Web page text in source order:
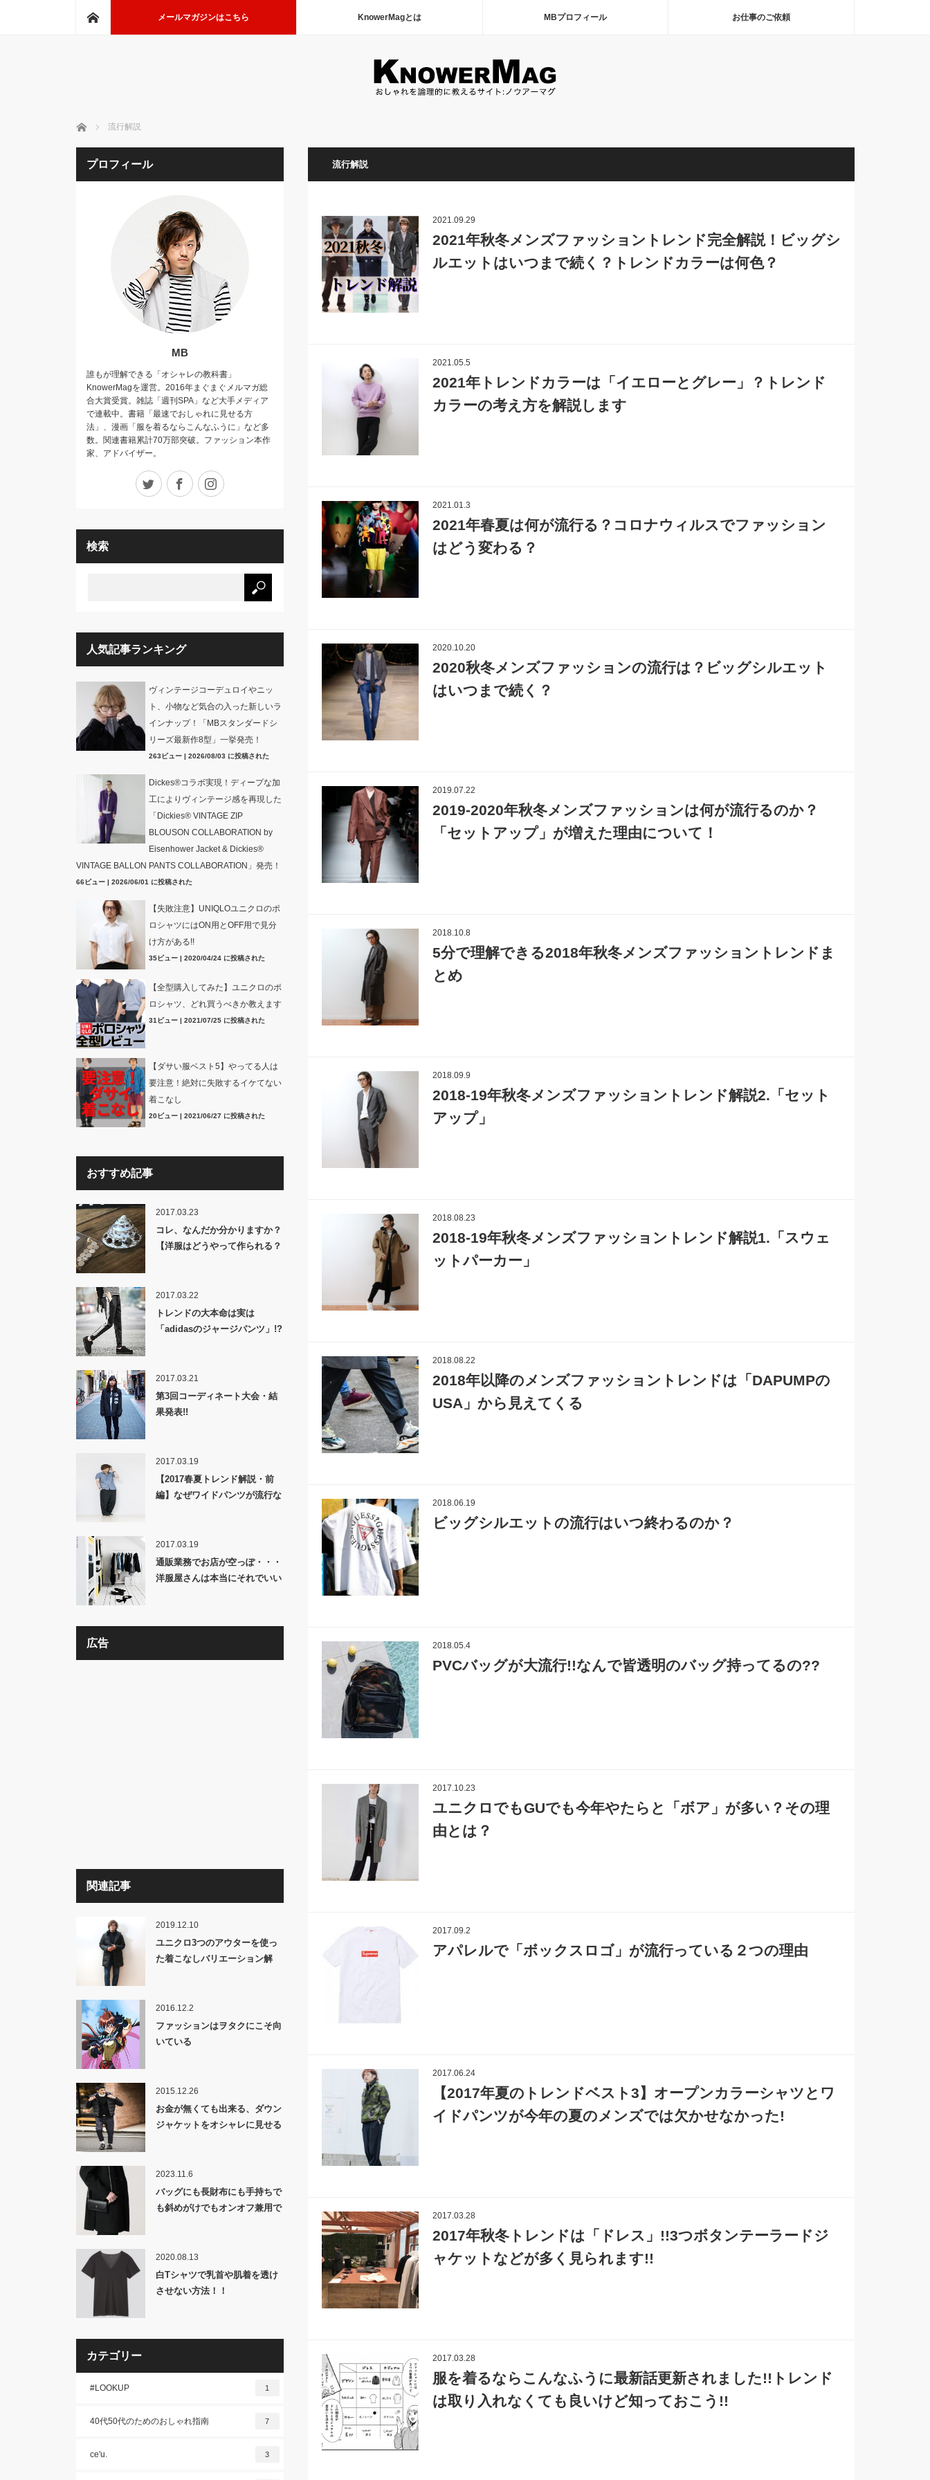
メールマガジンはこちら KnowerMagとは MBプロフィール お仕事のご依頼
ホーム 流行解説
流行解説
2021.09.29
2021年秋冬メンズファッショントレンド完全解説！ビッグシ
ルエットはいつまで続く？トレンドカラーは何色？
2021.05.5
2021年トレンドカラーは「イエローとグレー」？トレンド
カラーの考え方を解説します
2021.01.3
2021年春夏は何が流行る？コロナウィルスでファッション
はどう変わる？
2020.10.20
2020秋冬メンズファッションの流行は？ビッグシルエット
はいつまで続く？
2019.07.22
2019-2020年秋冬メンズファッションは何が流行るのか？
「セットアップ」が増えた理由について！
2018.10.8
5分で理解できる2018年秋冬メンズファッショントレンドま
とめ
2018.09.9
2018-19年秋冬メンズファッショントレンド解説2.「セット
アップ」
2018.08.23
2018-19年秋冬メンズファッショントレンド解説1.「スウェ
ットパーカー」
2018.08.22
2018年以降のメンズファッショントレンドは「DAPUMPの
USA」から見えてくる
2018.06.19
ビッグシルエットの流行はいつ終わるのか？
2018.05.4
PVCバッグが大流行!!なんで皆透明のバッグ持ってるの??
2017.10.23
ユニクロでもGUでも今年やたらと「ボア」が多い？その理
由とは？
2017.09.2
アパレルで「ボックスロゴ」が流行っている２つの理由
2017.06.24
【2017年夏のトレンドベスト3】オープンカラーシャツとワ
イドパンツが今年の夏のメンズでは欠かせなかった!
2017.03.28
2017年秋冬トレンドは「ドレス」!!3つボタンテーラードジ
ャケットなどが多く見られます!!
2017.03.28
服を着るならこんなふうに最新話更新されました!!トレンド
は取り入れなくても良いけど知っておこう!!
プロフィール
MB
誰もが理解できる「オシャレの教科書」
KnowerMagを運営。2016年まぐまぐメルマガ総
合大賞受賞。雑誌「週刊SPA」など大手メディア
で連載中。書籍「最速でおしゃれに見せる方
法」、漫画「服を着るならこんなふうに」など多
数。関連書籍累計70万部突破。ファッション本作
家、アドバイザー。
Twitter Facebook
検索
人気記事ランキング
ヴィンテージコーデュロイやニッ
ト、小物など気合の入った新しいラ
インナップ！「MBスタンダードシ
リーズ最新作8型」一挙発売！
263ビュー| 2026/08/03 に投稿された
Dickes®コラボ実現！ディープな加
工によりヴィンテージ感を再現した
「Dickies® VINTAGE ZIP
BLOUSON COLLABORATION by
Eisenhower Jacket & Dickies®
VINTAGE BALLON PANTS COLLABORATION」発売！
66ビュー| 2026/06/01 に投稿された
【失敗注意】UNIQLOユニクロのポ
ロシャツにはON用とOFF用で見分
け方がある!!
35ビュー| 2020/04/24 に投稿された
【全型購入してみた】ユニクロのポ
ロシャツ、どれ買うべきか教えます
31ビュー| 2021/07/25 に投稿された
【ダサい服ベスト5】やってる人は
要注意！絶対に失敗するイケてない
着こなし
20ビュー| 2021/06/27 に投稿された
おすすめ記事
2017.03.23
コレ、なんだか分かりますか？
【洋服はどうやって作られる？
2017.03.22
トレンドの大本命は実は
「adidasのジャージパンツ」!?
2017.03.21
第3回コーディネート大会・結
果発表!!
2017.03.19
【2017春夏トレンド解説・前
編】なぜワイドパンツが流行な
2017.03.19
通販業務でお店が空っぽ・・・
洋服屋さんは本当にそれでいい
広告
関連記事
2019.12.10
ユニクロ3つのアウターを使っ
た着こなしバリエーション解
2016.12.2
ファッションはヲタクにこそ向
いている
2015.12.26
お金が無くても出来る、ダウン
ジャケットをオシャレに見せる
2023.11.6
バッグにも長財布にも手持ちで
も斜めがけでもオンオフ兼用で
ット『スムース』&『シボ』 by
Buttero」発売！
2020.08.13
白Tシャツで乳首や肌着を透け
させない方法！！
カテゴリー
#LOOKUP 1
40代50代のためのおしゃれ指南 7
ce'u. 3